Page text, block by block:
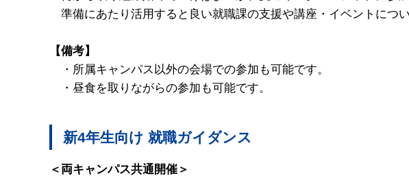
準備にあたり活用すると良い就職課の支援や講座・イベントにつ
【備考】
・所属キャンパス以外の会場での参加も可能です。
・昼食を取りながらの参加も可能です。
新4年生向け 就職ガイダンス
＜両キャンパス共通開催＞